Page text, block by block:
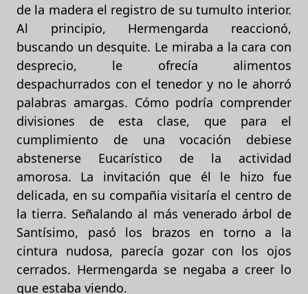
de la madera el registro de su tumulto interior.
Al principio, Hermengarda reaccionó,
buscando un desquite. Le miraba a la cara con
desprecio, le ofrecía alimentos
despachurrados con el tenedor y no le ahorró
palabras amargas. Cómo podría comprender
divisiones de esta clase, que para el
cumplimiento de una vocación debiese
abstenerse Eucarístico de la actividad
amorosa. La invitación que él le hizo fue
delicada, en su compañia visitaría el centro de
la tierra. Señalando al más venerado árbol de
Santísimo, pasó los brazos en torno a la
cintura nudosa, parecía gozar con los ojos
cerrados. Hermengarda se negaba a creer lo
que estaba viendo.